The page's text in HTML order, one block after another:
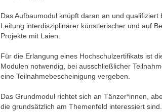
Das Aufbaumodul knüpft daran an und qualifiziert
Leitung interdisziplinärer künstlerischer und auf
Projekte mit Laien.
Für die Erlangung eines Hochschulzertifikats ist
Modulen notwendig, bei ausschließlicher
eine Teilnahmebescheinigung vergeben.
Das Grundmodul richtet sich an Tänzer*innen,
die grundsätzlich am Themenfeld interessiert